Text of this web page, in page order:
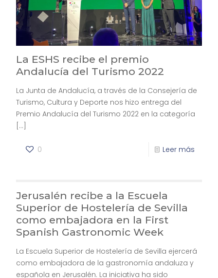
La ESHS recibe el premio
Andalucía del Turismo 2022
La Junta de Andalucía, a través de la Consejería de
Turismo, Cultura y Deporte nos hizo entrega del
Premio Andalucía del Turismo 2022 en la categoría
[…]
0 Leer más
Jerusalén recibe a la Escuela
Superior de Hostelería de Sevilla
como embajadora en la First
Spanish Gastronomic Week
La Escuela Superior de Hostelería de Sevilla ejercerá
como embajadora de la gastronomía andaluza y
española en Jerusalén. La iniciativa ha sido